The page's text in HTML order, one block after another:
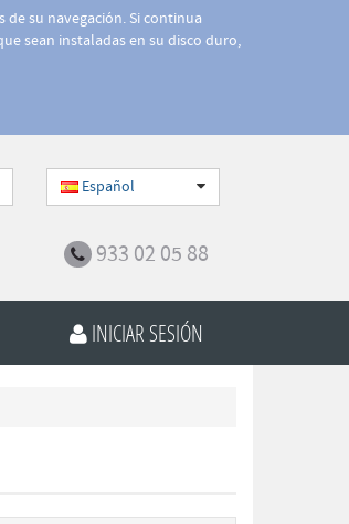
su navegación. Si continua
sean instaladas en su disco duro,
Español
933 02 05 88
INICIAR SESIÓN